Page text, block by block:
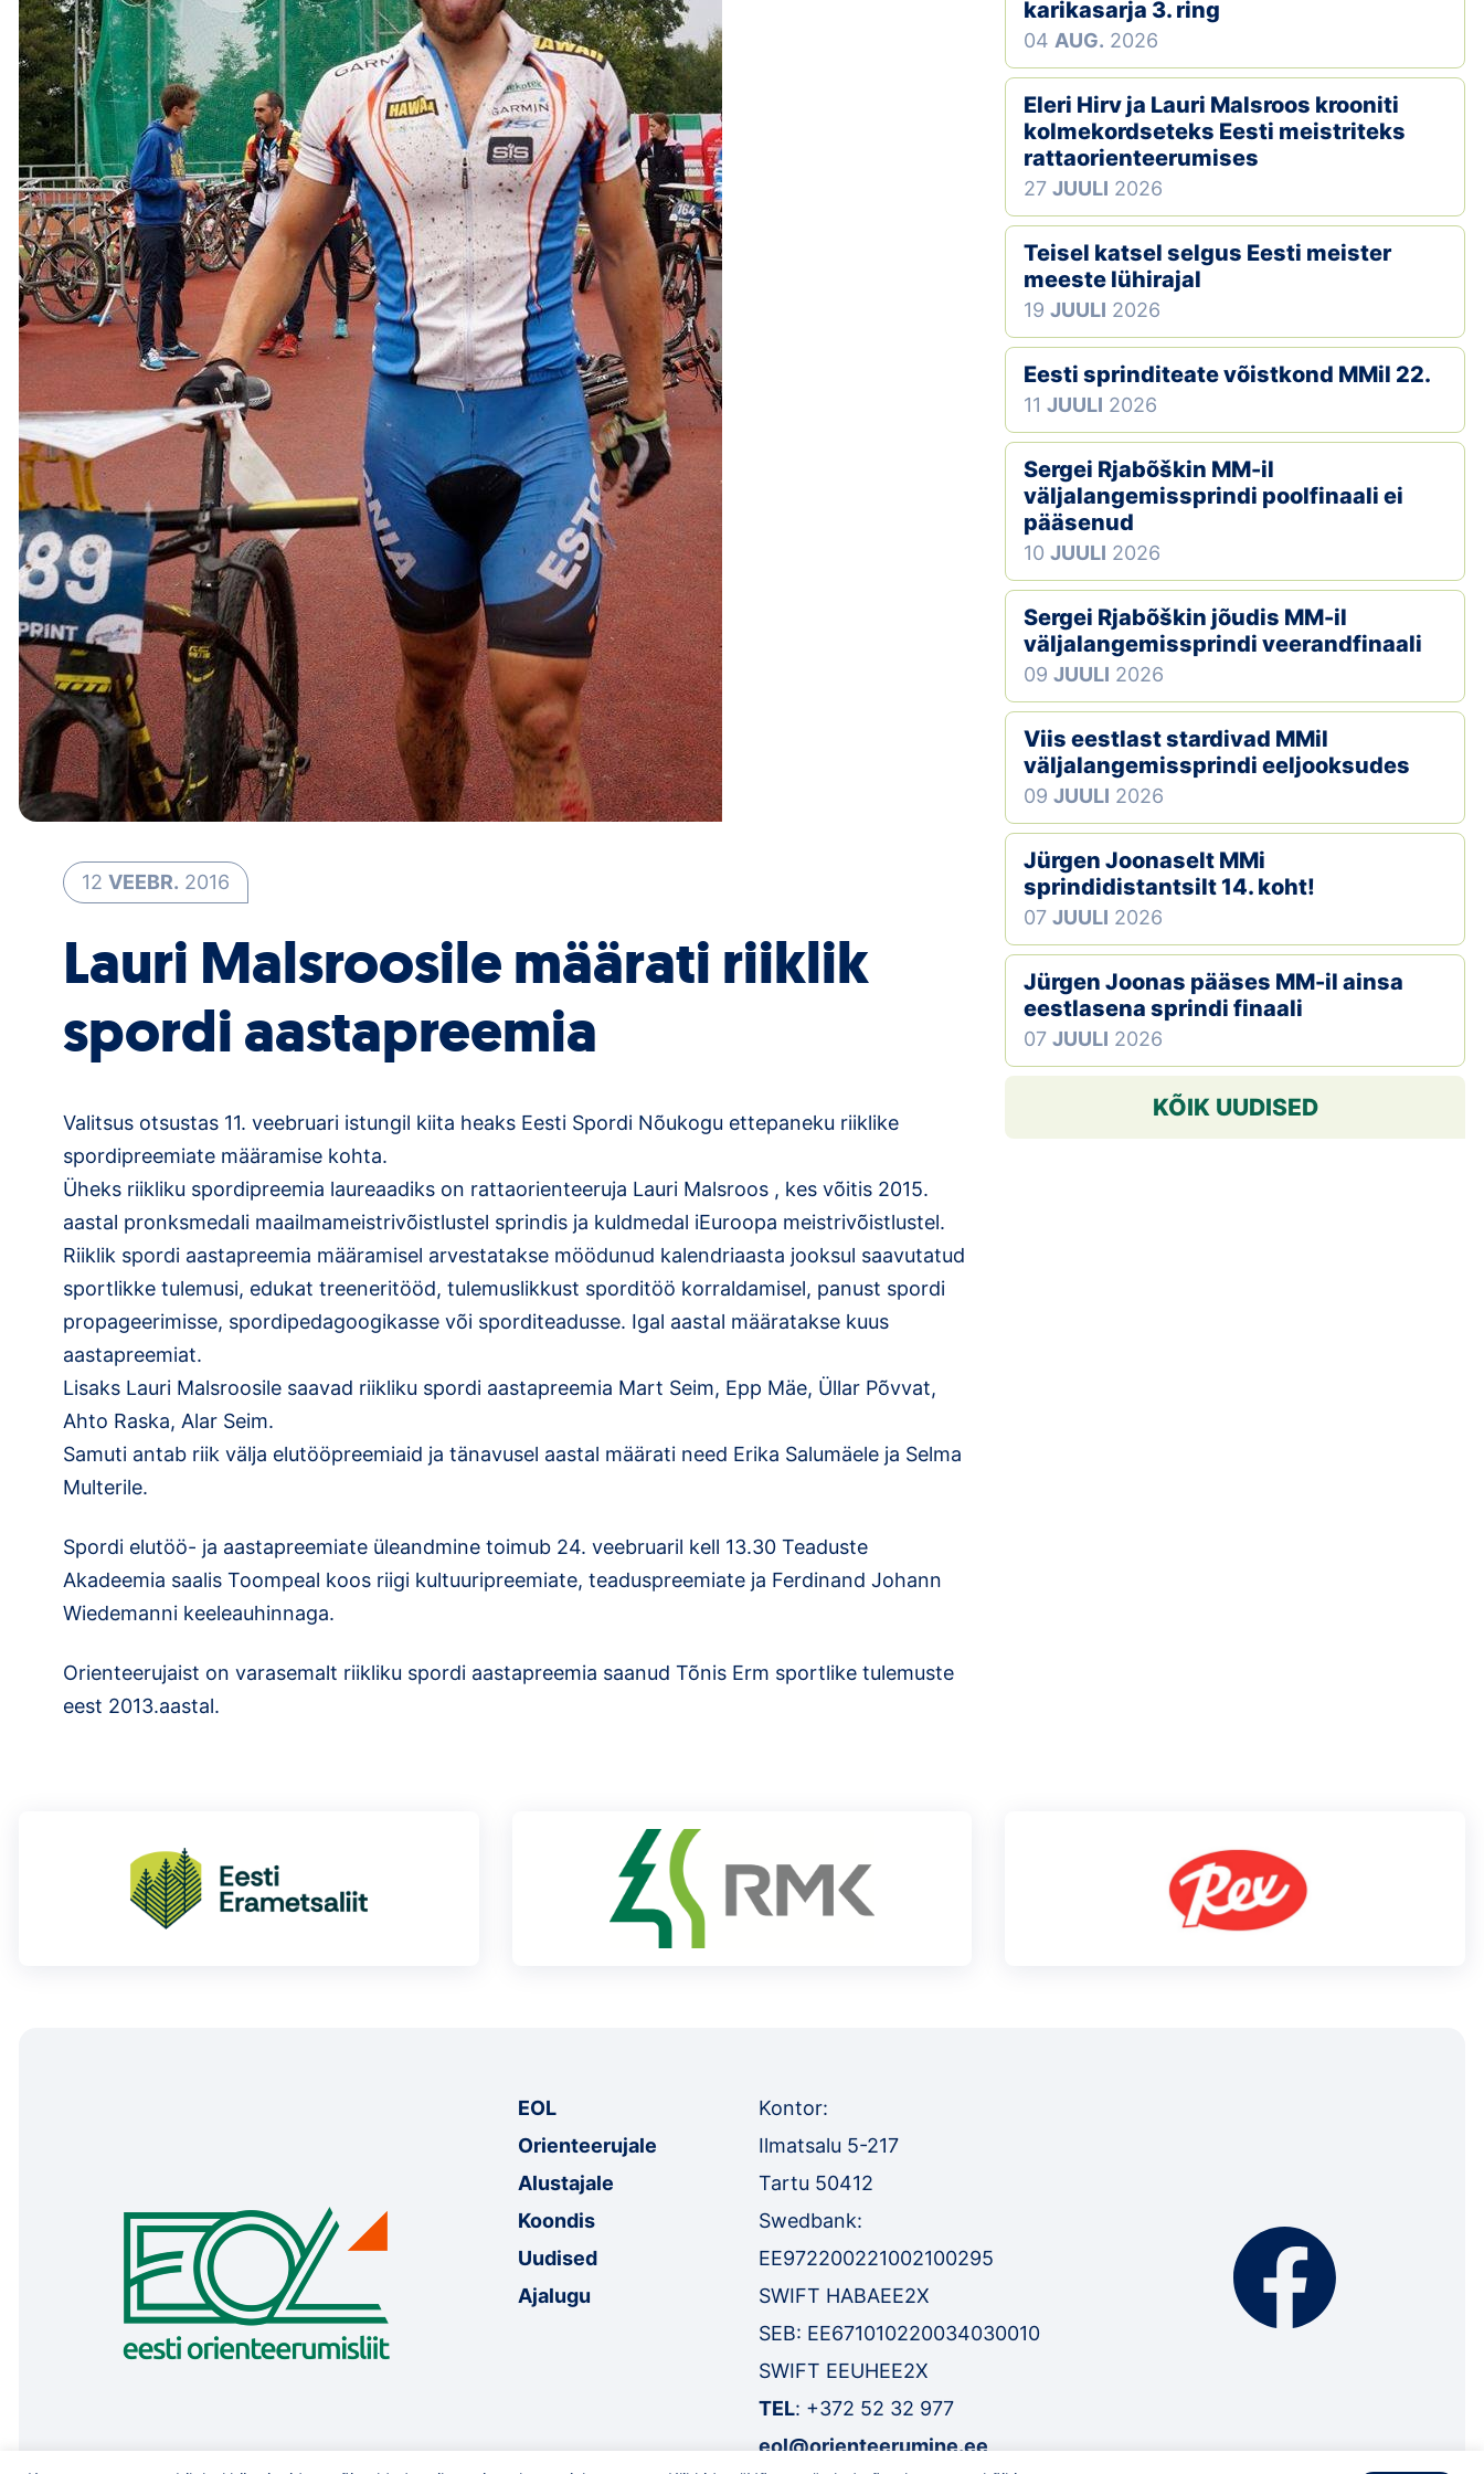
EOL
Galerii
Kaardid
Kalender
Koondised
Tule klubisse!
Tulemused
Dokumendid
Klubid
Suletud maastikud
Püsirajad
Koolitused
OTSI
12 VEEBR. 2016
Lauri Malsroosile määrati riiklik
spordi aastapreemia
Valitsus otsustas 11. veebruari istungil kiita heaks Eesti Spordi Nõukogu ettepaneku riiklike
spordipreemiate määramise kohta.
Üheks riikliku spordipreemia laureaadiks on rattaorienteeruja Lauri Malsroos , kes võitis 2015.
aastal pronksmedali maailmameistrivõistlustel sprindis ja kuldmedal iEuroopa meistrivõistlustel.
Riiklik spordi aastapreemia määramisel arvestatakse möödunud kalendriaasta jooksul saavutatud
sportlikke tulemusi, edukat treeneritööd, tulemuslikkust sporditöö korraldamisel, panust spordi
propageerimisse, spordipedagoogikasse või sporditeadusse. Igal aastal määratakse kuus
aastapreemiat.
Lisaks Lauri Malsroosile saavad riikliku spordi aastapreemia Mart Seim, Epp Mäe, Üllar Põvvat,
Ahto Raska, Alar Seim.
Samuti antab riik välja elutööpreemiaid ja tänavusel aastal määrati need Erika Salumäele ja Selma
Multerile.
Spordi elutöö- ja aastapreemiate üleandmine toimub 24. veebruaril kell 13.30 Teaduste
Akadeemia saalis Toompeal koos riigi kultuuripreemiate, teaduspreemiate ja Ferdinand Johann
Wiedemanni keeleauhinnaga.
Orienteerujaist on varasemalt riikliku spordi aastapreemia saanud Tõnis Erm sportlike tulemuste
eest 2013.aastal.
karikasarja 3. ring
04 AUG. 2026
Eleri Hirv ja Lauri Malsroos krooniti
kolmekordseteks Eesti meistriteks
rattaorienteerumises
27 JUULI 2026
Teisel katsel selgus Eesti meister
meeste lühirajal
19 JUULI 2026
Eesti sprinditeate võistkond MMil 22.
11 JUULI 2026
Sergei Rjabõškin MM-il
väljalangemissprindi poolfinaali ei
pääsenud
10 JUULI 2026
Sergei Rjabõškin jõudis MM-il
väljalangemissprindi veerandfinaali
09 JUULI 2026
Viis eestlast stardivad MMil
väljalangemissprindi eeljooksudes
09 JUULI 2026
Jürgen Joonaselt MMi
sprindidistantsilt 14. koht!
07 JUULI 2026
Jürgen Joonas pääses MM-il ainsa
eestlasena sprindi finaali
07 JUULI 2026
KÕIK UUDISED
EOL
Orienteerujale
Alustajale
Koondis
Uudised
Ajalugu
Kontor:
Ilmatsalu 5-217
Tartu 50412
Swedbank:
EE972200221002100295
SWIFT HABAEE2X
SEB: EE671010220034030010
SWIFT EEUHEE2X
TEL: +372 52 32 977
eol@orienteerumine.ee